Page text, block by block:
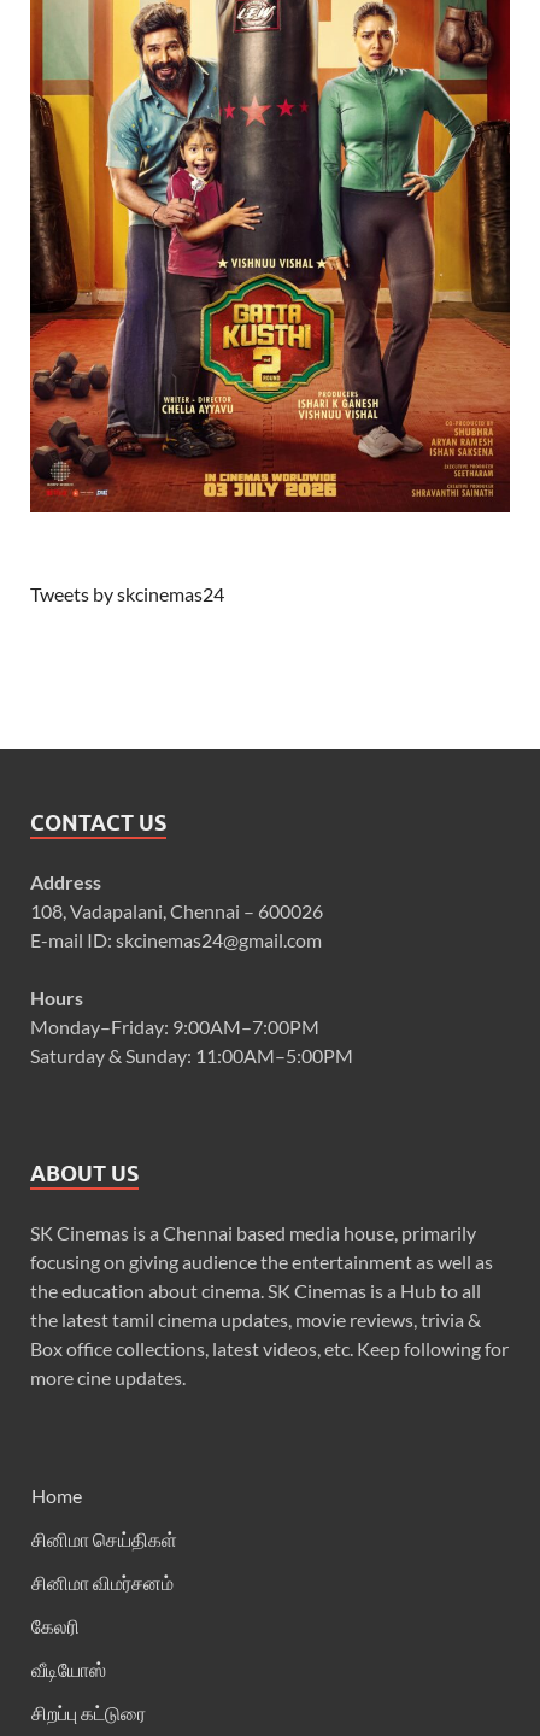
Tweets by skcinemas24
CONTACT US
Address
108, Vadapalani, Chennai – 600026
E-mail ID: skcinemas24@gmail.com
Hours
Monday–Friday: 9:00AM–7:00PM
Saturday & Sunday: 11:00AM–5:00PM
ABOUT US
SK Cinemas is a Chennai based media house, primarily
focusing on giving audience the entertainment as well as
the education about cinema. SK Cinemas is a Hub to all
the latest tamil cinema updates, movie reviews, trivia &
Box office collections, latest videos, etc. Keep following for
more cine updates.
Home
சினிமா செய்திகள்
சினிமா விமர்சனம்
கேலரி
வீடியோஸ்
சிறப்பு கட்டுரை